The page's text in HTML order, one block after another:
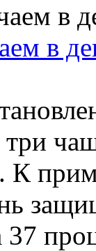
в
К
37